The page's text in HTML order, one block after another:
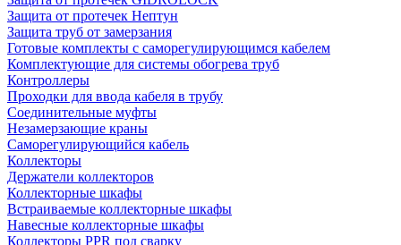
Защита от протечек Нептун
Защита труб от замерзания
Готовые комплекты с саморегулирующимся кабелем
Комплектующие для системы обогрева труб
Контроллеры
Проходки для ввода кабеля в трубу
Соединительные муфты
Незамерзающие краны
Саморегулирующийся кабель
Коллекторы
Держатели коллекторов
Коллекторные шкафы
Встраиваемые коллекторные шкафы
Навесные коллекторные шкафы
Коллекторы PPR под сварку